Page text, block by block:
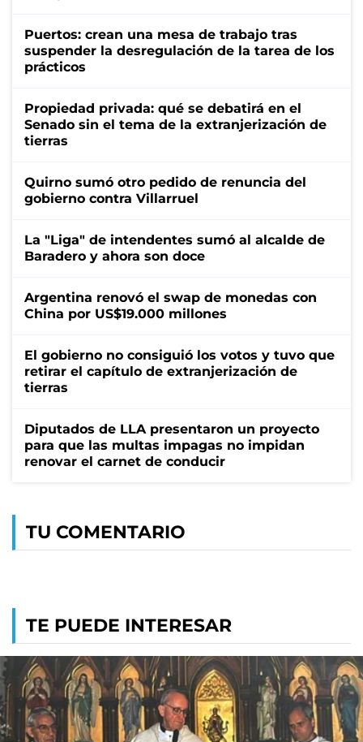
Puertos: crean una mesa de trabajo tras
suspender la desregulación de la tarea de los
prácticos
Propiedad privada: qué se debatirá en el
Senado sin el tema de la extranjerización de
tierras
Quirno sumó otro pedido de renuncia del
gobierno contra Villarruel
La "Liga" de intendentes sumó al alcalde de
Baradero y ahora son doce
Argentina renovó el swap de monedas con
China por US$19.000 millones
El gobierno no consiguió los votos y tuvo que
retirar el capítulo de extranjerización de
tierras
Diputados de LLA presentaron un proyecto
para que las multas impagas no impidan
renovar el carnet de conducir
TU COMENTARIO
TE PUEDE INTERESAR